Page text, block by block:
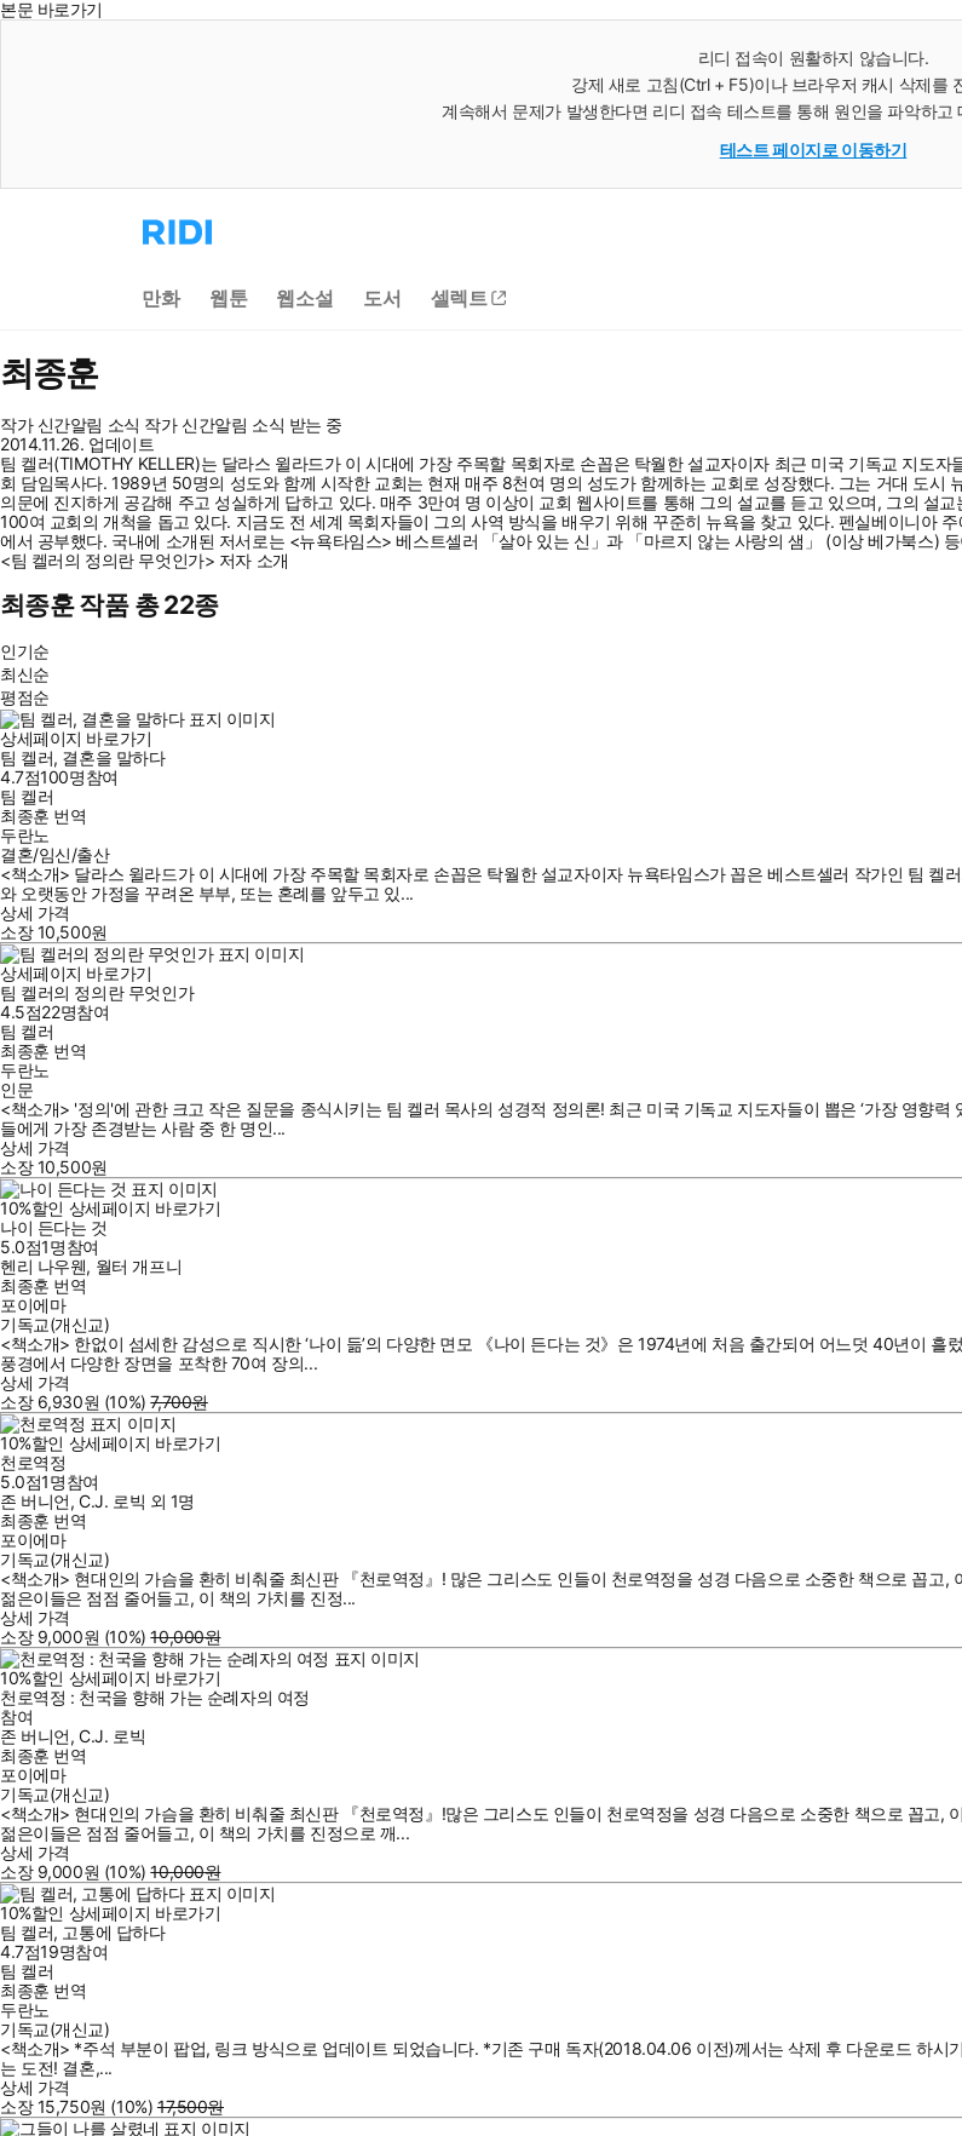
본문 바로가기
리디 접속이 원활하지 않습니다.
강제 새로 고침(Ctrl + F5)이나 브라우저 캐시 삭제를
계속해서 문제가 발생한다면 리디 접속 테스트를 통해 원인을 파악하고
테스트 페이지로 이동하기
리
디
으
로
만화 웹툰 웹소설 도서 셀렉트
최종훈
작가 신간알림 소식 작가 신간알림 소식 받는 중
2014.11.26. 업데이트
팀 켈러(TIMOTHY KELLER)는 달라스 윌라드가 이 시대에 가장 주목할 목회자로 손꼽은 탁월한 설교자이자 최근 미국 기독교 지도
회 담임목사다. 1989년 50명의 성도와 함께 시작한 교회는 현재 매주 8천여 명의 성도가 함께하는 교회로 성장했다. 그는 거대 도
의문에 진지하게 공감해 주고 성실하게 답하고 있다. 매주 3만여 명 이상이 교회 웹사이트를 통해 그의 설교를 듣고 있으며, 그의 설
100여 교회의 개척을 돕고 있다. 지금도 전 세계 목회자들이 그의 사역 방식을 배우기 위해 꾸준히 뉴욕을 찾고 있다. 펜실베이니아
에서 공부했다. 국내에 소개된 저서로는 <뉴욕타임스> 베스트셀러 「살아 있는 신」과 「마르지 않는 사랑의 샘」 (이상 베가북스)
<팀 켈러의 정의란 무엇인가> 저자 소개
최종훈 작품 총 22종
인기순
최신순
평점순
상세페이지 바로가기
팀 켈러, 결혼을 말하다
4.7점100명참여
팀 켈러
최종훈 번역
두란노
결혼/임신/출산
<책소개> 달라스 윌라드가 이 시대에 가장 주목할 목회자로 손꼽은 탁월한 설교자이자 뉴욕타임스가 꼽은 베스트셀러 작가인 팀
와 오랫동안 가정을 꾸려온 부부, 또는 혼례를 앞두고 있...
상세 가격
소장10,500원
상세페이지 바로가기
팀 켈러의 정의란 무엇인가
4.5점22명참여
팀 켈러
최종훈 번역
두란노
인문
<책소개> '정의'에 관한 크고 작은 질문을 종식시키는 팀 켈러 목사의 성경적 정의론! 최근 미국 기독교 지도자들이 뽑은 ‘가장 영향
들에게 가장 존경받는 사람 중 한 명인...
상세 가격
소장10,500원
10%할인 상세페이지 바로가기
나이 든다는 것
5.0점1명참여
헨리 나우웬, 월터 개프니
최종훈 번역
포이에마
기독교(개신교)
<책소개> 한없이 섬세한 감성으로 직시한 ‘나이 듦’의 다양한 면모 《나이 든다는 것》은 1974년에 처음 출간되어 어느덧 40년이
풍경에서 다양한 장면을 포착한 70여 장의...
상세 가격
소장 6,930원 (10%) 7,700원
10%할인 상세페이지 바로가기
천로역정
5.0점1명참여
존 버니언,C.J. 로빅 외 1명
최종훈 번역
포이에마
기독교(개신교)
<책소개> 현대인의 가슴을 환히 비춰줄 최신판 『천로역정』! 많은 그리스도 인들이 천로역정을 성경 다음으로 소중한 책으로 꼽
젊은이들은 점점 줄어들고, 이 책의 가치를 진정...
상세 가격
소장 9,000원 (10%) 10,000원
10%할인 상세페이지 바로가기
천로역정 : 천국을 향해 가는 순례자의 여정
참여
존 버니언,C.J. 로빅
최종훈 번역
포이에마
기독교(개신교)
<책소개> 현대인의 가슴을 환히 비춰줄 최신판 『천로역정』!많은 그리스도 인들이 천로역정을 성경 다음으로 소중한 책으로 꼽고
젊은이들은 점점 줄어들고, 이 책의 가치를 진정으로 깨...
상세 가격
소장 9,000원 (10%) 10,000원
10%할인 상세페이지 바로가기
팀 켈러, 고통에 답하다
4.7점19명참여
팀 켈러
최종훈 번역
두란노
기독교(개신교)
<책소개> *주석 부분이 팝업, 링크 방식으로 업데이트 되었습니다. *기존 구매 독자(2018.04.06 이전)께서는 삭제 후 다운로드 하시
는 도전! 결혼,...
상세 가격
소장15,750원 (10%) 17,500원